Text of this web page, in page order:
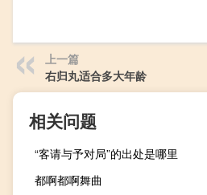
上一篇
右归丸适合多大年龄
相关问题
“客请与予对局”的出处是哪里
都啊都啊舞曲